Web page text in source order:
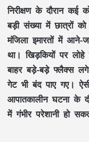
निरीक्षण के दौरान कई
बड़ी संख्या में छात्रों
मंजिला इमारतों में
था। खिड़कियों पर
बाहर बड़े-बड़े फ्लैक्स
गेट भी बंद पाए गए।
आपातकालीन घटना के
में गंभीर परेशानी हो